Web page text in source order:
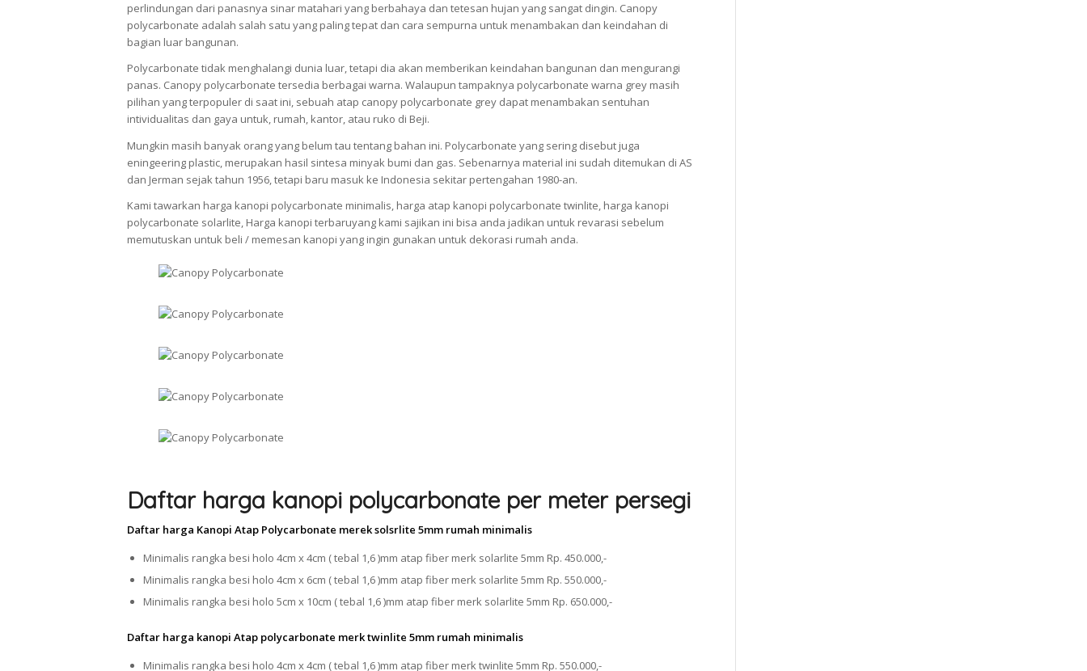
perlindungan dari panasnya sinar matahari yang berbahaya dan tetesan hujan yang sangat dingin. Canopy
polycarbonate adalah salah satu yang paling tepat dan cara sempurna untuk menambakan dan keindahan di
bagian luar bangunan.
Polycarbonate tidak menghalangi dunia luar, tetapi dia akan memberikan keindahan bangunan dan mengurangi
panas. Canopy polycarbonate tersedia berbagai warna. Walaupun tampaknya polycarbonate warna grey masih
pilihan yang terpopuler di saat ini, sebuah atap canopy polycarbonate grey dapat menambakan sentuhan
intividualitas dan gaya untuk, rumah, kantor, atau ruko di Beji.
Mungkin masih banyak orang yang belum tau tentang bahan ini. Polycarbonate yang sering disebut juga
eningeering plastic, merupakan hasil sintesa minyak bumi dan gas. Sebenarnya material ini sudah ditemukan di AS
dan Jerman sejak tahun 1956, tetapi baru masuk ke Indonesia sekitar pertengahan 1980-an.
Kami tawarkan harga kanopi polycarbonate minimalis, harga atap kanopi polycarbonate twinlite, harga kanopi
polycarbonate solarlite, Harga kanopi terbaruyang kami sajikan ini bisa anda jadikan untuk revarasi sebelum
memutuskan untuk beli / memesan kanopi yang ingin gunakan untuk dekorasi rumah anda.
Daftar harga kanopi polycarbonate per meter persegi
Daftar harga Kanopi Atap Polycarbonate merek solsrlite 5mm rumah minimalis
Minimalis rangka besi holo 4cm x 4cm ( tebal 1,6 )mm atap fiber merk solarlite 5mm Rp. 450.000,-
Minimalis rangka besi holo 4cm x 6cm ( tebal 1,6 )mm atap fiber merk solarlite 5mm Rp. 550.000,-
Minimalis rangka besi holo 5cm x 10cm ( tebal 1,6 )mm atap fiber merk solarlite 5mm Rp. 650.000,-
Daftar harga kanopi Atap polycarbonate merk twinlite 5mm rumah minimalis
Minimalis rangka besi holo 4cm x 4cm ( tebal 1,6 )mm atap fiber merk twinlite 5mm Rp. 550.000,-